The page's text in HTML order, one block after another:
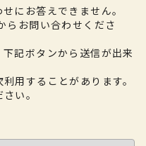
にお答えできません。
らお問い合わせくださ
記ボタンから送信が出来
用することがあります。
い。